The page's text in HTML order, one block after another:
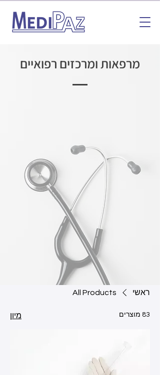
מרפאות ומרכזים רפואיים
ראשי All Products
83 מוצרים מיון